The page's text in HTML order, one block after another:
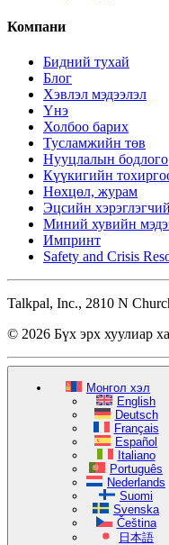
Компани
Бидний тухай
Блог
Хэвлэл мэдээлэл
Үнэ
Холбоо барих
Тусламжийн төв
Нууцлалын бодлого
Күүкигийн
Нөхцөл, журам
Эцсийн
Миний хувийн
Импринт
Safety and Crisis
Talkpal, Inc., 2810 N
© 2026 Бүх эрх хуулиар
Монгол хэл
English
Deutsch
Français
Español
Italiano
Português
Nederlands
Suomi
Svenska
Čeština
日本語